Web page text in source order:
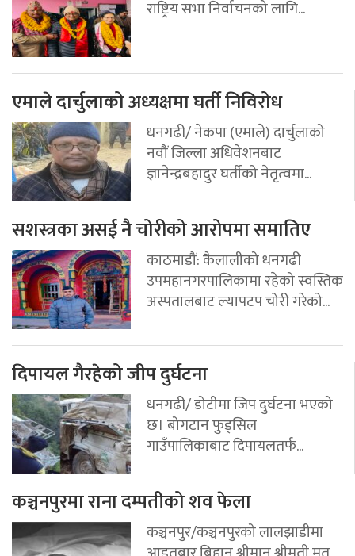
राष्ट्रिय सभा निर्वाचनको लागि...
एमाले दार्चुलाको अध्यक्षमा घर्ती निविरोध
धनगढी/ नेकपा (एमाले) दार्चुलाको
नवौं जिल्ला अधिवेशनबाट
ज्ञानेन्द्रबहादुर घर्तीको नेतृत्वमा...
सशस्त्रका असई नै चोरीको आरोपमा समातिए
काठमाडौं: कैलालीको धनगढी
उपमहानगरपालिकामा रहेको स्वस्तिक
अस्पतालबाट ल्यापटप चोरी गरेको...
दिपायल गैरहेको जीप दुर्घटना
धनगढी/ डोटीमा जिप दुर्घटना भएको
छ। बोगटान फुड्सिल
गाउँपालिकाबाट दिपायलतर्फ...
कञ्चनपुरमा राना दम्पतीको शव फेला
कञ्चनपुर/कञ्चनपुरको लालझाडीमा